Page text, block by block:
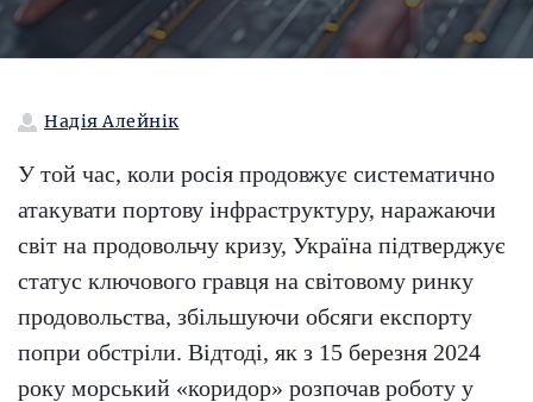
Надія Алейнік
У той час, коли росія продовжує систематично
атакувати портову інфраструктуру, наражаючи
світ на продовольчу кризу, Україна підтверджує
статус ключового гравця на світовому ринку
продовольства, збільшуючи обсяги експорту
попри обстріли. Відтоді, як з 15 березня 2024
року морський «коридор» розпочав роботу у